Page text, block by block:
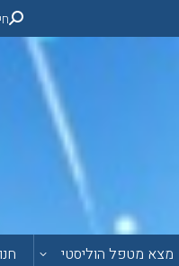
מצא מטפל הוליסטי